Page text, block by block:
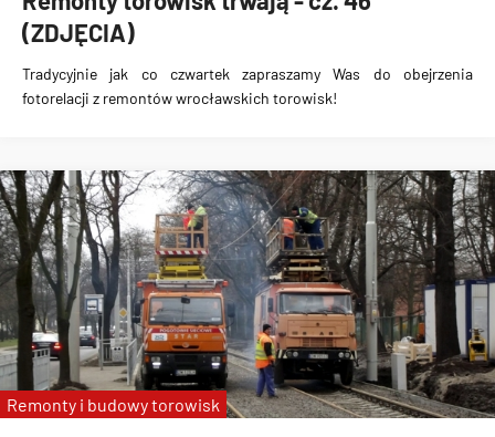
(ZDJĘCIA)
Tradycyjnie jak co czwartek zapraszamy Was do obejrzenia
fotorelacji z remontów wrocławskich torowisk!
Remonty i budowy torowisk